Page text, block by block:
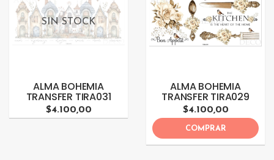
SIN STOCK
ALMA BOHEMIA
TRANSFER TIRA031
$4.100,00
ALMA BOHEMIA
TRANSFER TIRA029
$4.100,00
COMPRAR